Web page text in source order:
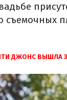
съемочных
ДЖОНС ВЫШЛА